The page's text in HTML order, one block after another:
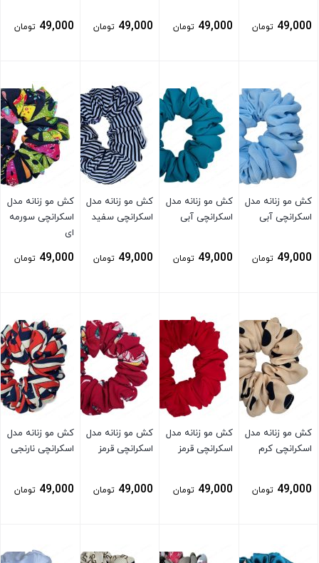
49,000 تومان 49,000 تومان 49,000 تومان 49,000 تومان
کش مو زنانه مدل
اسکرانچی آبی
49,000 تومان
کش مو زنانه مدل
اسکرانچی آبی
49,000 تومان
کش مو زنانه مدل
اسکرانچی سفید
49,000 تومان
کش مو زنانه مدل
اسکرانچی سورمه
ای
49,000 تومان
کش مو زنانه مدل
اسکرانچی کرم
49,000 تومان
کش مو زنانه مدل
اسکرانچی قرمز
49,000 تومان
کش مو زنانه مدل
اسکرانچی قرمز
49,000 تومان
کش مو زنانه مدل
اسکرانچی نارنجی
49,000 تومان